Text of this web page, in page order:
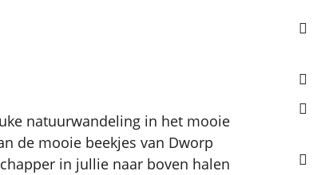
natuurwandeling in het mooie
de mooie beekjes van Dworp
in jullie naar boven halen